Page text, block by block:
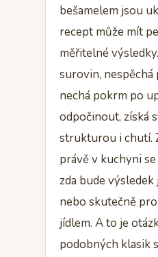
bešamelem jsou
recept může mít
měřitelné
surovin, nespěchá
nechá pokrm po
odpočinout, získá
strukturou i chutí.
právě v kuchyni
zda bude
nebo skutečně
jídlem. A to je
podobných klasik